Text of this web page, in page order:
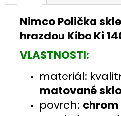
Nimco Polička
hrazdou Kibo Ki
VLASTNOSTI:
materiál:
matované
povrch: chrom